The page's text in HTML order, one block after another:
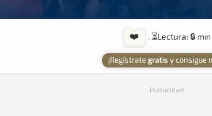
❤️ · ⏳Lectura: 🔒 min
¡Regístrategratis y consigue
Publicidad